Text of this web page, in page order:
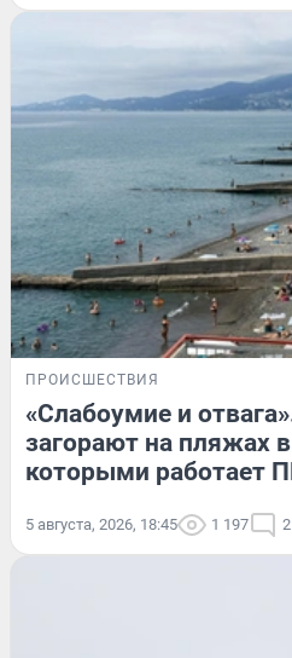
ПРОИСШЕСТВИЯ
«Слабоумие и
загорают на пляжах
которыми работает
5 августа, 2026, 18:45 1 197 2